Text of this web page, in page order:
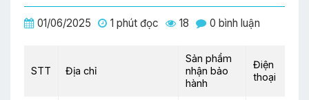
01/06/2025 1 phút đọc 18 0 bình luận
STT Địa chỉ
Sản phẩm
nhận bảo
hành
Điện
thoại